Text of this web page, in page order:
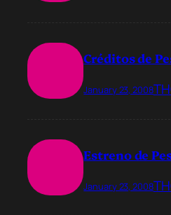
Créditos de
January 23, 2008
Estreno de
January 23, 2008